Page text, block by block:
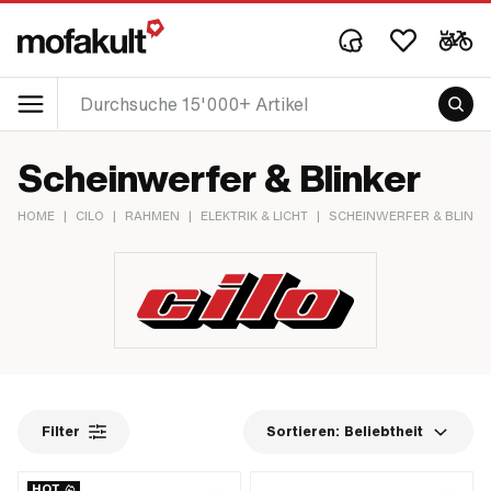
Scheinwerfer & Blinker
HOME | CILO | RAHMEN | ELEKTRIK & LICHT | SCHEINWERFER &
Filter Sortieren: Beliebtheit